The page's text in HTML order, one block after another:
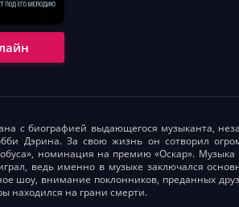
с биографией выдающегося музыканта,
Дэрина. За свою жизнь он сотворил
номинация на премию «Оскар».
ведь именно в музыке заключался
шоу, внимание поклонников, преданных
находился на грани смерти.